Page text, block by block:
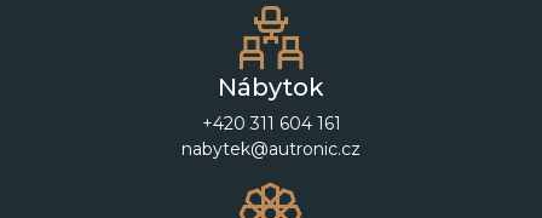
Nábytok
+420 311 604 161
nabytek@autronic.cz